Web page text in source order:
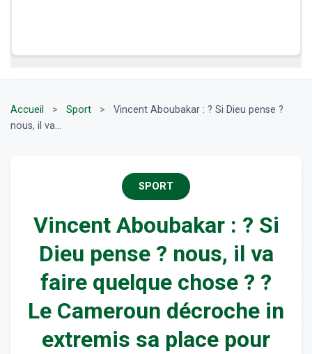
Accueil > Sport >
Vincent Aboubakar : ? Si Dieu pense ?
nous, il va...
SPORT
Vincent Aboubakar : ? Si
Dieu pense ? nous, il va
faire quelque chose ? ?
Le Cameroun décroche in
extremis sa place pour